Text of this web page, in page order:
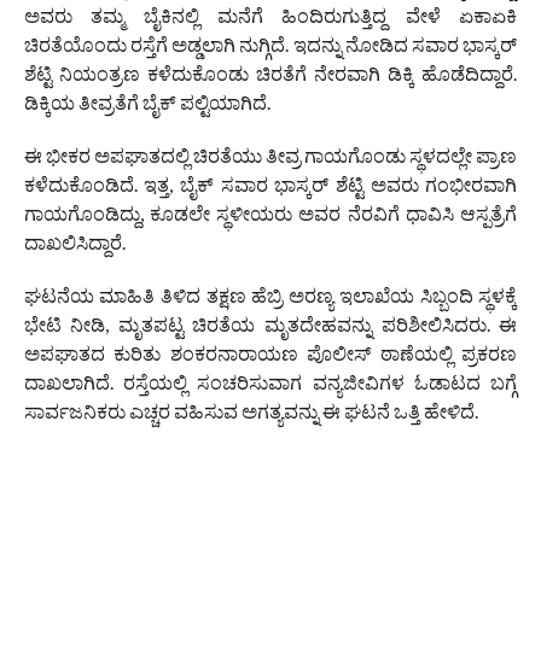
ಅವರು ತಮ್ಮ ಬೈಕಿನಲ್ಲಿ ಮನೆಗೆ ಹಿಂದಿರುಗುತ್ತಿದ್ದ ವೇಳೆ ಏಕಾಏಕಿ
ಚಿರತೆಯೊಂದು ರಸ್ತೆಗೆ ಅಡ್ಡಲಾಗಿ ನುಗ್ಗಿದೆ. ಇದನ್ನು ನೋಡಿದ ಸವಾರ ಭಾಸ್ಕರ್
ಶೆಟ್ಟಿ ನಿಯಂತ್ರಣ ಕಳೆದುಕೊಂಡು ಚಿರತೆಗೆ ನೇರವಾಗಿ ಡಿಕ್ಕಿ ಹೊಡೆದಿದ್ದಾರೆ.
ಡಿಕ್ಕಿಯ ತೀವ್ರತೆಗೆ ಬೈಕ್ ಪಲ್ಟಿಯಾಗಿದೆ.
ಈ ಭೀಕರ ಅಪಘಾತದಲ್ಲಿ ಚಿರತೆಯು ತೀವ್ರ ಗಾಯಗೊಂಡು ಸ್ಥಳದಲ್ಲೇ ಪ್ರಾಣ
ಕಳೆದುಕೊಂಡಿದೆ. ಇತ್ತ, ಬೈಕ್ ಸವಾರ ಭಾಸ್ಕರ್ ಶೆಟ್ಟಿ ಅವರು ಗಂಭೀರವಾಗಿ
ಗಾಯಗೊಂಡಿದ್ದು, ಕೂಡಲೇ ಸ್ಥಳೀಯರು ಅವರ ನೆರವಿಗೆ ಧಾವಿಸಿ ಆಸ್ಪತ್ರೆಗೆ
ದಾಖಲಿಸಿದ್ದಾರೆ.
ಘಟನೆಯ ಮಾಹಿತಿ ತಿಳಿದ ತಕ್ಷಣ ಹೆಬ್ರಿ ಅರಣ್ಯ ಇಲಾಖೆಯ ಸಿಬ್ಬಂದಿ ಸ್ಥಳಕ್ಕೆ
ಭೇಟಿ ನೀಡಿ, ಮೃತಪಟ್ಟ ಚಿರತೆಯ ಮೃತದೇಹವನ್ನು ಪರಿಶೀಲಿಸಿದರು. ಈ
ಅಪಘಾತದ ಕುರಿತು ಶಂಕರನಾರಾಯಣ ಪೊಲೀಸ್ ಠಾಣೆಯಲ್ಲಿ ಪ್ರಕರಣ
ದಾಖಲಾಗಿದೆ. ರಸ್ತೆಯಲ್ಲಿ ಸಂಚರಿಸುವಾಗ ವನ್ಯಜೀವಿಗಳ ಓಡಾಟದ ಬಗ್ಗೆ
ಸಾರ್ವಜನಿಕರು ಎಚ್ಚರ ವಹಿಸುವ ಅಗತ್ಯವನ್ನು ಈ ಘಟನೆ ಒತ್ತಿ ಹೇಳಿದೆ.